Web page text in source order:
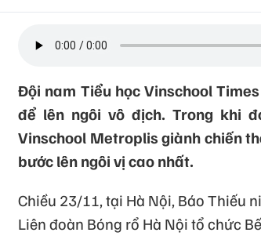
Đội nam Tiểu học Vinschool
để lên ngôi vô địch. Trong khi
Vinschool Metroplis giành chiến
bước lên ngôi vị cao nhất.
Chiều 23/11, tại Hà Nội, Báo Thiếu
Liên đoàn Bóng rổ Hà Nội tổ chức